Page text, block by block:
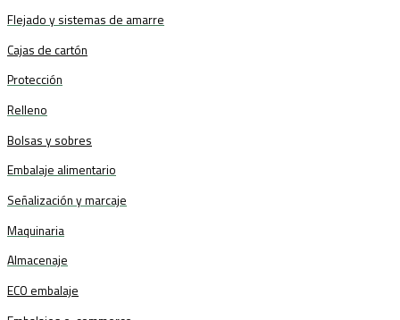
Flejado y sistemas de amarre
Cajas de cartón
Protección
Relleno
Bolsas y sobres
Embalaje alimentario
Señalización y marcaje
Maquinaria
Almacenaje
ECO embalaje